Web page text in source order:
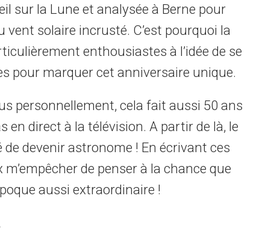
sur la Lune et analysée à Berne pour
solaire incrusté. C’est pourquoi la
enthousiastes à l’idée de se
pour marquer cet anniversaire unique.
personnellement, cela fait aussi 50 ans
en direct à la télévision. A partir de là, le
devenir astronome ! En écrivant ces
de penser à la chance que
aussi extraordinaire !